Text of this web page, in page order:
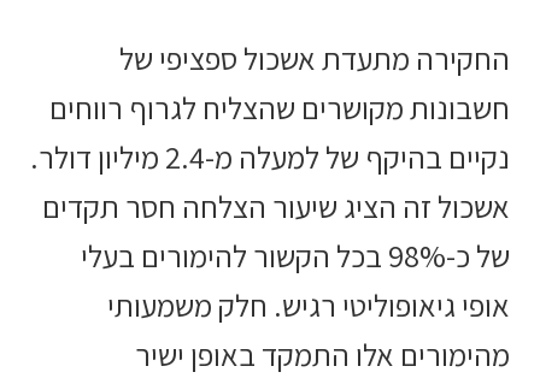
החקירה מתעדת אשכול ספציפי של
חשבונות מקושרים שהצליח לגרוף רווחים
נקיים בהיקף של למעלה מ-2.4 מיליון דולר.
אשכול זה הציג שיעור הצלחה חסר תקדים
של כ-98% בכל הקשור להימורים בעלי
אופי גיאופוליטי רגיש. חלק משמעותי
מהימורים אלו התמקד באופן ישיר